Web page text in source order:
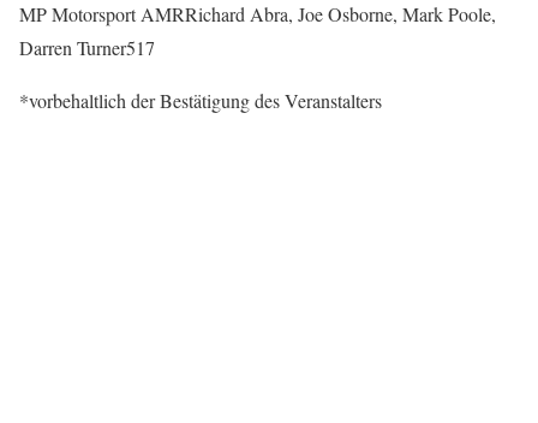
MP Motorsport AMRRichard Abra, Joe Osborne, Mark Poole,
Darren Turner517
*vorbehaltlich der Bestätigung des Veranstalters